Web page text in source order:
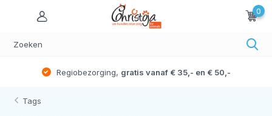
0
Regiobezorging, gratis vanaf € 35,- en € 50,-
Tags